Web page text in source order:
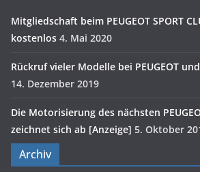
Mitgliedschaft beim PEUGEOT SPORT
kostenlos 4. Mai 2020
Rückruf vieler Modelle bei PEUGEOT
14. Dezember 2019
Die Motorisierung des nächsten
zeichnet sich ab [Anzeige] 5. Oktober
Archiv